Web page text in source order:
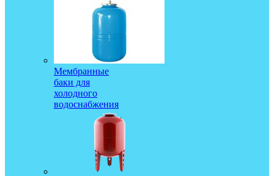
Мембранные
баки для
холодного
водоснабжения